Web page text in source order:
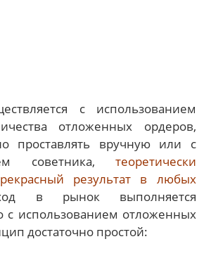
с использованием
отложенных ордеров,
проставлять вручную или с
советника, теоретически
результат в любых
в рынок выполняется
с использованием отложенных
достаточно простой: